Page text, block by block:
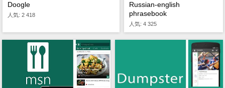
Doogle
人気: 2 418
Russian-english
phrasebook
人気: 4 325